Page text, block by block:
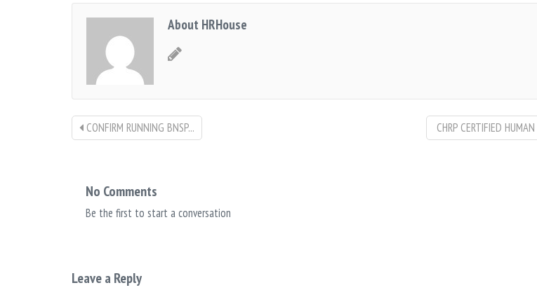
About HRHouse
CONFIRM RUNNING BNSP... CHRP CERTIFIED
No Comments
Be the first to start a conversation
Leave a Reply